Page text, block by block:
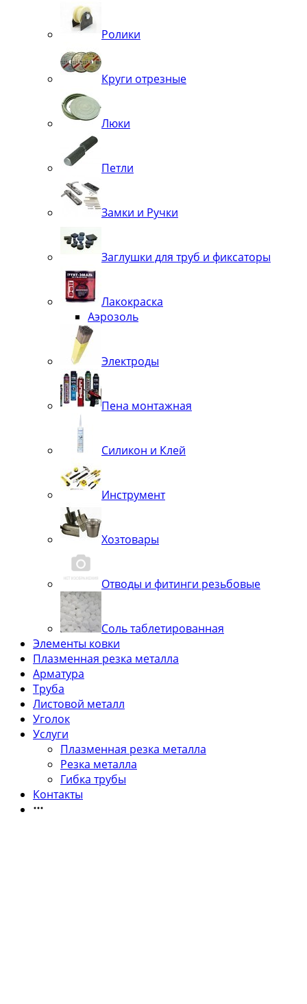
Ролики
Круги отрезные
Люки
Петли
Замки и Ручки
Заглушки для труб и фиксаторы
Лакокраска
Аэрозоль
Электроды
Пена монтажная
Силикон и Клей
Инструмент
Хозтовары
Отводы и фитинги резьбовые
Соль таблетированная
Элементы ковки
Плазменная резка металла
Арматура
Труба
Листовой металл
Уголок
Услуги
Плазменная резка металла
Резка металла
Гибка трубы
Контакты